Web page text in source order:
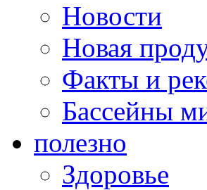
Новости
Новая
Факты и
Бассейны
полезно
Здоровье